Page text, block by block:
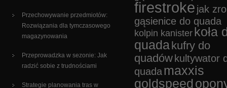
Przechowywanie przedmiotów:
Rozwiązania dla tymczasowego
magazynowania
Przeprowadzka w sezonie: Jak
radzić sobie z trudnościami
Strategie planowania tras w
firestroke jak
gąsienice do quada
kolpin kanister koła
quada kufry do
quadów kultywator
quada maxxis
goldspeed